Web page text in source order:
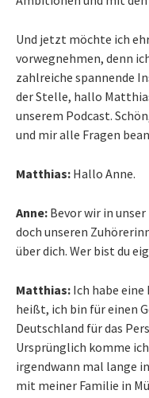
Und jetzt möchte ich
vorwegnehmen, denn
zahlreiche spannende
der Stelle, hallo
unserem Podcast.
und mir alle Fragen
Matthias: Hallo Anne.
Anne: Bevor wir in
doch unseren
über dich. Wer bist du
Matthias: Ich habe eine
heißt, ich bin für einen
Deutschland für das
Ursprünglich komme
irgendwann mal lange
mit meiner Familie in